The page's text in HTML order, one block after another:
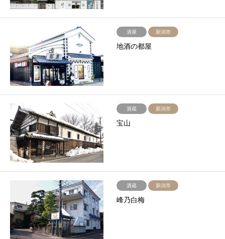
酒屋 新潟市
地酒の都屋
酒蔵 新潟市
宝山
酒蔵 新潟市
峰乃白梅